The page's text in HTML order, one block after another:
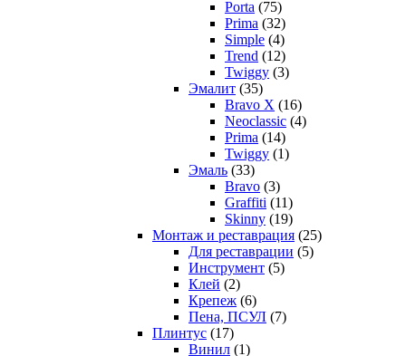
Porta (75)
Prima (32)
Simple (4)
Trend (12)
Twiggy (3)
Эмалит (35)
Bravo X (16)
Neoclassic (4)
Prima (14)
Twiggy (1)
Эмаль (33)
Bravo (3)
Graffiti (11)
Skinny (19)
Монтаж и реставрация (25)
Для реставрации (5)
Инструмент (5)
Клей (2)
Крепеж (6)
Пена, ПСУЛ (7)
Плинтус (17)
Винил (1)